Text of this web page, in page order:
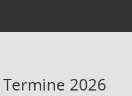
Termine 2026